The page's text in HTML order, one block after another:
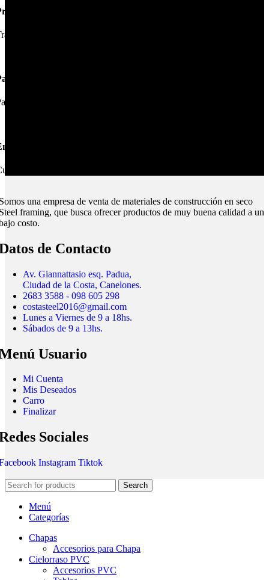
de Calidad
las mejores marcas.
Seguros.
online en nuestra web.
Montevideo e Interior.
todo el país.
una empresa de venta de materiales de construcción en seco
framing, que busca ofrecer productos de muy buena calidad a un
costo.
de Contacto
Av. Giannattasio esq. Padua,
Ciudad de la Costa, Canelones.
2683 3588 - 098 605 298
costasteel2016@gmail.com
Lunes a Viernes de 9 a 18hs.
Sábados de 9 a 13hs.
Usuario
Mi Cuenta
Mis Deseados
Carro
Finalizar
Sociales
Instagram Tiktok
Search
Menú
Categorías
Chapas
Accesorios para Chapa
Cielorraso PVC
Accesorios PVC